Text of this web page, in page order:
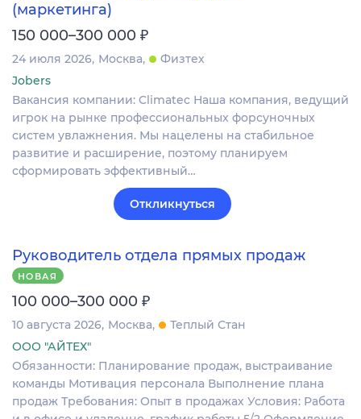
(маркетинга)
150 000–300 000 ₽
24 июля 2026 Москва
Физтех
Jobers
Вакансия компании: Climatec Наша компания, ведущий
игрок на рынке профессиональных форсуночных
систем увлажнения. Мы нацелены на стабильное
развитие и расширение, поэтому планируем
сформировать эффективный…
Откликнуться
Руководитель отдела прямых продаж
НОВАЯ
100 000–300 000 ₽
10 августа 2026 Москва
Теплый Стан
ООО "АЙТЕХ"
Обязанности: Планирование продаж, выстраивание
команды Мотивация персонала Выполнение плана
продаж Требования: Опыт в продажах Условия: Работа